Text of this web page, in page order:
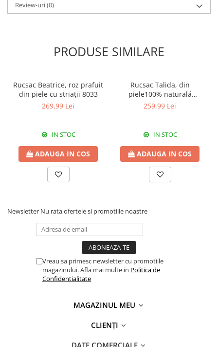
Review-uri(0)
PRODUSE SIMILARE
Rucsac Beatrice, roz prafuit
din piele cu striații 8033
269,99 Lei
IN STOC
ADAUGA IN COS
Rucsac Talida, din
piele100% naturală
magenta, 8111
259,99 Lei
IN STOC
ADAUGA IN COS
Newsletter Nu rata ofertele si promotiile noastre
Vreau sa primesc newsletter cu promotiile
magazinului. Afla mai multe in Politica de
Confidentialitate
MAGAZINUL MEU
CLIENȚI
DATE COMERCIALE